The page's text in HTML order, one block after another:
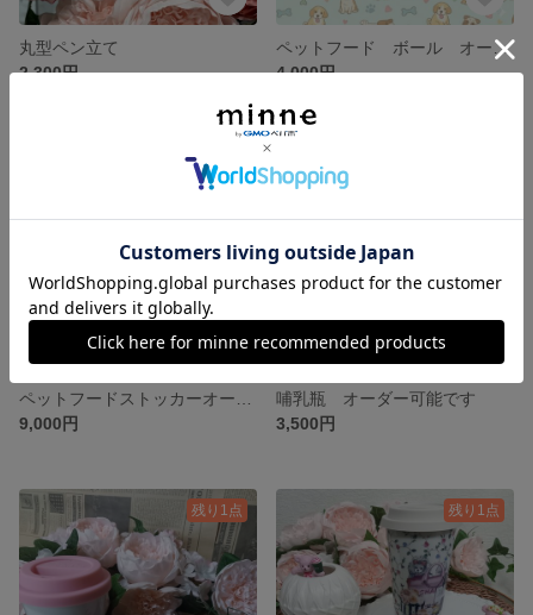
丸型ペン立て
2,300円
ペットフード ボール オーダー
4,000円
SOLD OUT
9,000円
哺乳瓶 オーダー可能です
3,500円
残り1点 残り1点